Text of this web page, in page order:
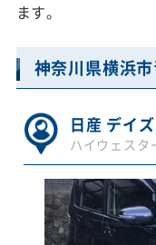
ます。
神奈川県横浜
日産 デイズ
ハイウェスタ